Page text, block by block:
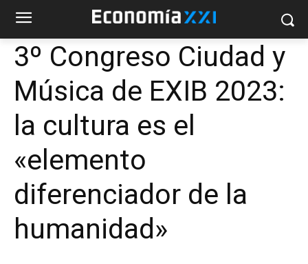
3º Congreso Ciudad y
Música de EXIB 2023:
la cultura es el
«elemento
diferenciador de la
humanidad»